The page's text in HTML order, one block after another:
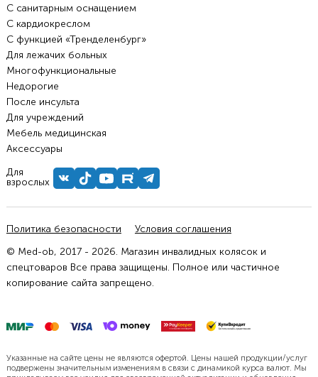
С санитарным оснащением
С кардиокреслом
С функцией «Тренделенбург»
Для лежачих больных
Многофункциональные
Недорогие
После инсульта
Для учреждений
Мебель медицинская
Аксессуары
Для
взрослых
Политика безопасности
Условия соглашения
© Med-ob, 2017 - 2026. Магазин инвалидных колясок и
спецтоваров Все права защищены. Полное или частичное
копирование сайта запрещено.
Указанные на сайте цены не являются офертой. Цены нашей продукции/услуг
подвержены значительным изменениям в связи с динамикой курса валют. Мы